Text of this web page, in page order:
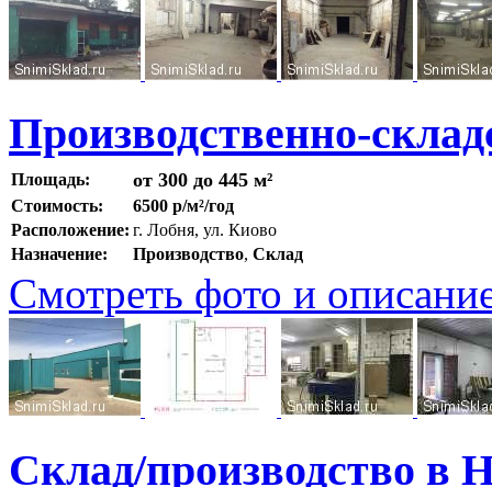
Производственно-
Площадь: от 300 до 445 м²
Стоимость:
6500 р/м²/год
Расположение: г. Лобня, ул. Киово
Назначение:
Производство, Склад
Смотреть фото и
Склад/производство в